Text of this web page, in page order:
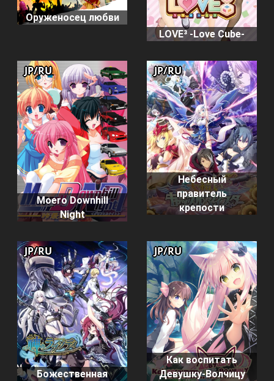
Оруженосец любви
LOVE³ -Love Cube-
Moero Downhill
Night
JP/RU
Небесный
правитель
крепости
JP/RU
Божественная
JP/RU
Как воспитать
Девушку-Волчицу
JP/RU